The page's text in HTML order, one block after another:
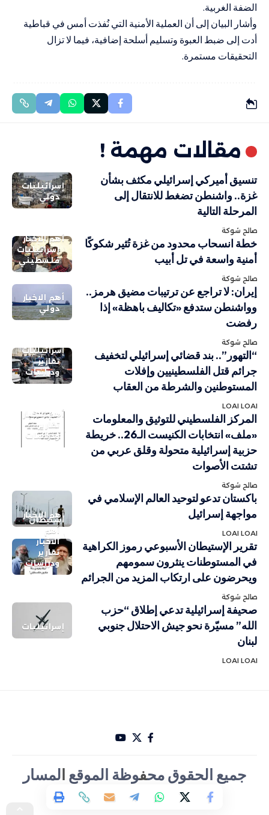
الضفة الغربية.
وأشار البيان إلى أن العملية الأمنية التي نُفذت أمس في قباطية
أدت إلى ضبط العبوة وتسليم أسلحة إضافية، فيما لا تزال
التحقيقات مستمرة.
مقالات مهمة !
إسرائيليات
دولي
تنسيق أميركي إسرائيلي مكثف بشأن
غزة.. واشنطن تضغط للانتقال إلى
المرحلة التالية
صالح شوكة
أهم الاخبار
إسرائيليات
فلسطيني
خطة انسحاب محدود من غزة تُثير شكوكًا
أمنية واسعة في تل أبيب
صالح شوكة
أهم الاخبار
دولي
إيران: لا تراجع عن ترتيبات مضيق هرمز..
وواشنطن ستدفع «تكاليف باهظة» إذا
رفضت
صالح شوكة
إسرائيليات
تقارير
ودراسات
“التهور”.. بند قضائي إسرائيلي لتخفيف
جرائم قتل الفلسطينيين وإفلات
المستوطنين والشرطة من العقاب
LOAI LOAI
أهم الاخبار
تقارير
ودراسات
المركز الفلسطيني للتوثيق والمعلومات
«ملف» انتخابات الكنيست الـ26.. خريطة
حزبية إسرائيلية متحولة وقلق عربي من
تشتت الأصوات
صالح شوكة
أهم الاخبار
باكستان تدعو لتوحيد العالم الإسلامي في
مواجهة إسرائيل
LOAI LOAI
استيطان
أهم
الاخبار
تقارير
ودراسات
تقرير الإستيطان الأسبوعي رموز الكراهية
في المستوطنات ينثرون سمومهم
ويحرضون على ارتكاب المزيد من الجرائم
صالح شوكة
إسرائيليات
صحيفة إسرائيلية تدعي إطلاق “حزب
الله” مسيّرة نحو جيش الاحتلال جنوبي
لبنان
LOAI LOAI
جميع الحقوق محفوظة الموقع لمسار
الأخباري تصميم Hakam